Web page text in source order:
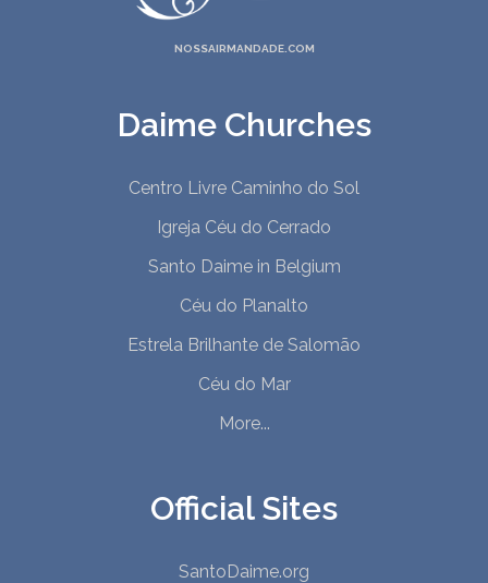
NOSSAIRMANDADE.COM
Daime Churches
Centro Livre Caminho do Sol
Igreja Céu do Cerrado
Santo Daime in Belgium
Céu do Planalto
Estrela Brilhante de Salomão
Céu do Mar
More...
Official Sites
SantoDaime.org